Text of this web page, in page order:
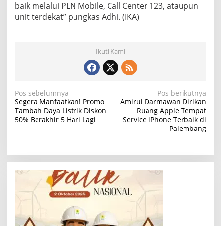
baik melalui PLN Mobile, Call Center 123, ataupun
unit terdekat” pungkas Adhi. (IKA)
Ikuti Kami
N
a
v
a
s
p
o
Pos sebelumnya
Segera Manfaatkan! Promo
Tambah Daya Listrik Diskon
50% Berakhir 5 Hari Lagi
Pos berikutnya
Amirul Darmawan Dirikan
Ruang Apple Tempat
Service iPhone Terbaik di
Palembang